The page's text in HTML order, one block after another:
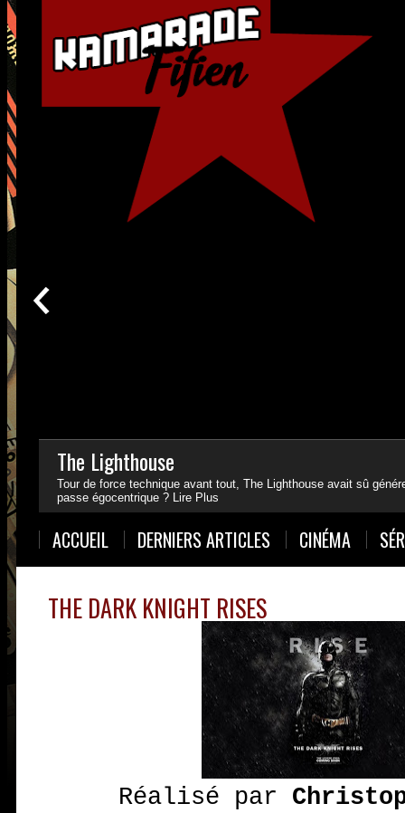
Mon Top 30 des films de 2019
Fin d'une année, fin d'une décennie. Retour en images, en
passant par Gray et Llinas. Lire plus
The Lighthouse
Tour de force technique avant tout, The Lighthouse avait sû
passe égocentrique ? Lire Plus
2
ACCUEIL DERNIERS ARTICLES CINÉMA
THE DARK KNIGHT RISES
Réalisé par